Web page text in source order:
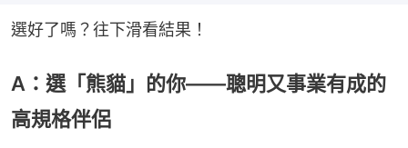
選好了嗎？往下滑看結果！
A：選「熊貓」的你——聰明又事業有成的
高規格伴侶